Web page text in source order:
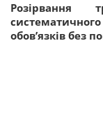
Розірвання
обов’язків без